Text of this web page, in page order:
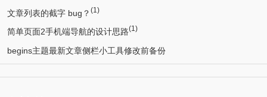
文章列表的截字 bug？ (1)
简单页面2手机端导航的设计思路(1)
begins主题最新文章侧栏小工具修改前备份